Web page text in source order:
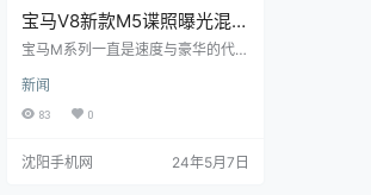
宝马V8新款M5谍照曝光混动
系统 最大718马力
宝马M系列一直是速度与豪华的代名
备带来一系列令人激动的新车型：M
3 CS Touring、M4 CS、改款M2，
月 作为宝马第七代M5，新车预计将
新闻
83 0
沈阳手机网 24年5月7日